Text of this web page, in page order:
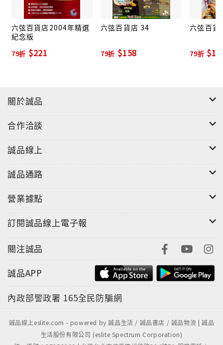
六弦百貨店2004年精選
紀念版
79折 $221
六弦百貨店 34
79折 $158
六弦百貨
79折
關於誠品
合作洽談
誠品線上
誠品通路
營業據點
訂閱誠品線上電子報
關注誠品
誠品APP
內政部警政署 165全民防騙網
誠品線上eslite.com - powered by 誠品生活 / 誠品書店 / 誠品物流 | 誠品
生活股份有限公司 (eslite Spectrum Corporation)